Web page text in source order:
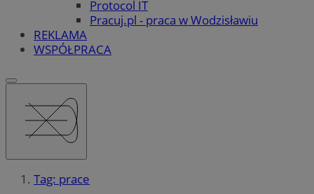
Protocol IT
Pracuj.pl - praca w Wodzisławiu
REKLAMA
WSPÓŁPRACA
Tag: prace